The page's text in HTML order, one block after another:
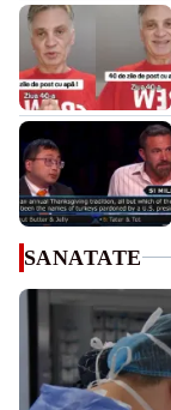
SANATATE